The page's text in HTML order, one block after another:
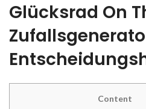
Glücksrad On
Content